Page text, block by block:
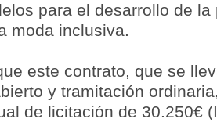
para el desarrollo de la
moda inclusiva.
este contrato, que se
y tramitación
de licitación de 30.250€